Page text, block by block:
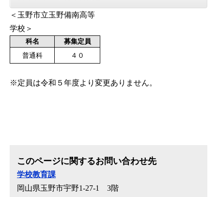
＜玉野市立玉野備南高等
学校＞
科名
募集定員
普通科
４０
※定員は令和５年度より変更ありません。
このページに関するお問い合わせ先
学校教育課
岡山県玉野市宇野1-27-1 3階